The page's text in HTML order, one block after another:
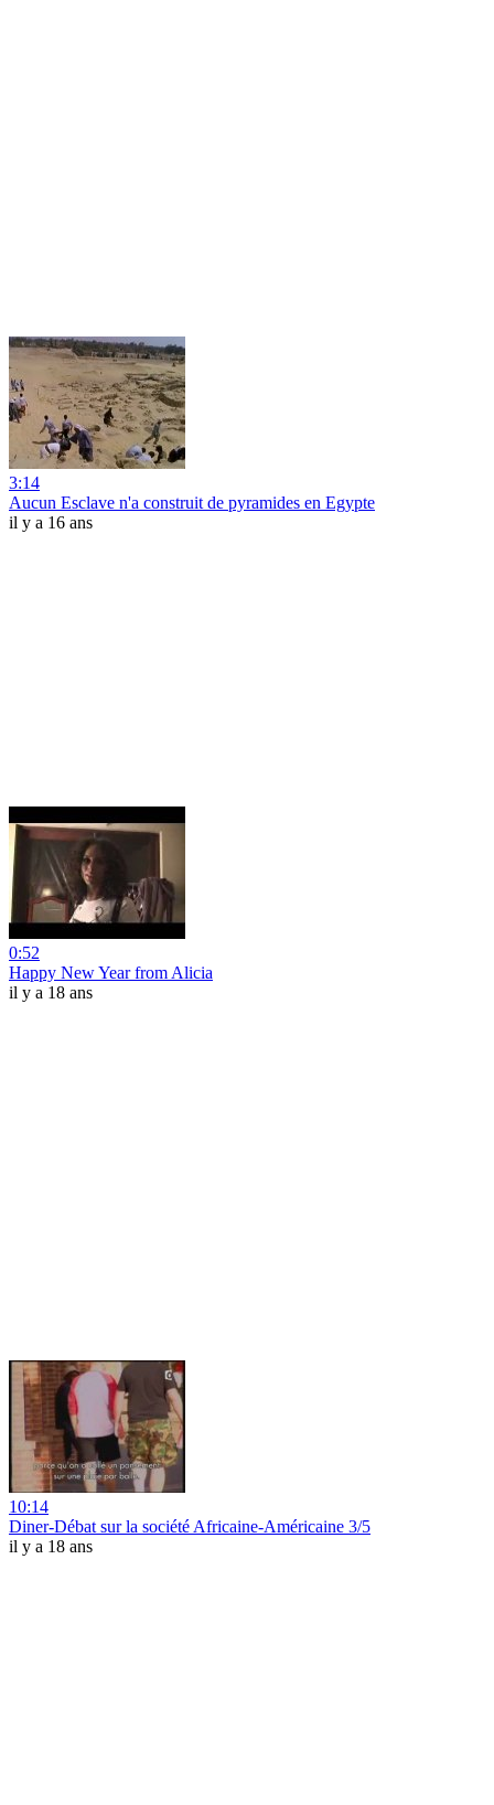
3:14
Aucun Esclave n'a construit de pyramides en Egypte
il y a 16 ans
0:52
Happy New Year from Alicia
il y a 18 ans
10:14
Diner-Débat sur la société Africaine-Américaine 3/5
il y a 18 ans